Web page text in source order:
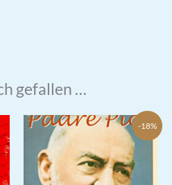
gefallen …
-18%